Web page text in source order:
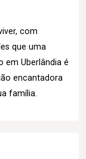
com
que uma
em Uberlândia é
encantadora
família.